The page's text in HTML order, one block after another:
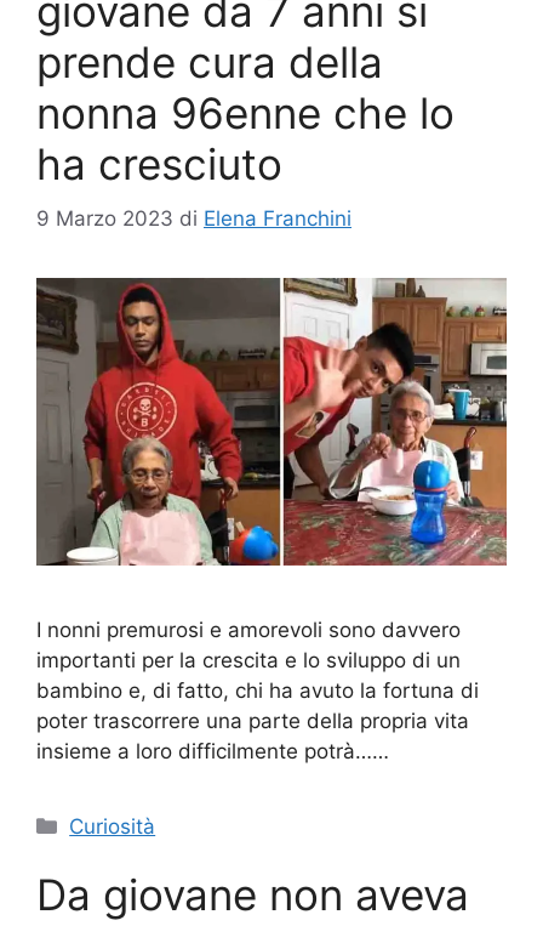
giovane da 7 anni si
prende cura della
nonna 96enne che lo
ha cresciuto
9 Marzo 2023 di Elena Franchini
I nonni premurosi e amorevoli sono davvero
importanti per la crescita e lo sviluppo di un
bambino e, di fatto, chi ha avuto la fortuna di
poter trascorrere una parte della propria vita
insieme a loro difficilmente potrà……
Categorie
Curiosità
Da giovane non aveva